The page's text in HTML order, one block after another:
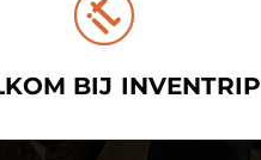
BIJ INVENTRIP